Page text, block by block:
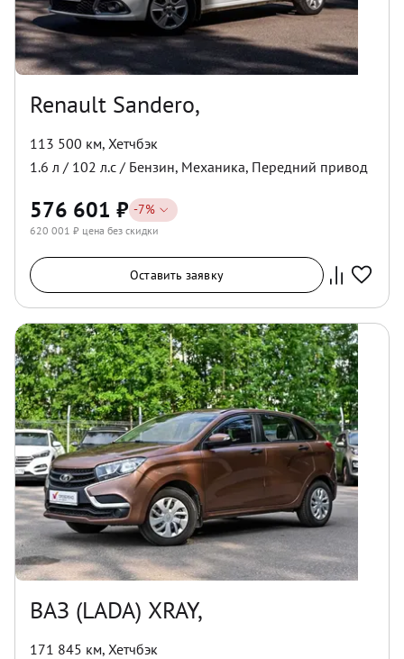
Renault Sandero,
113 500 км, Хетчбэк
1.6 л / 102 л.с / Бензин, Механика, Передний привод
576 601 ₽ -7%
620 001 ₽ цена без скидки
Оставить заявку
ВАЗ (LADA) XRAY,
171 845 км, Хетчбэк